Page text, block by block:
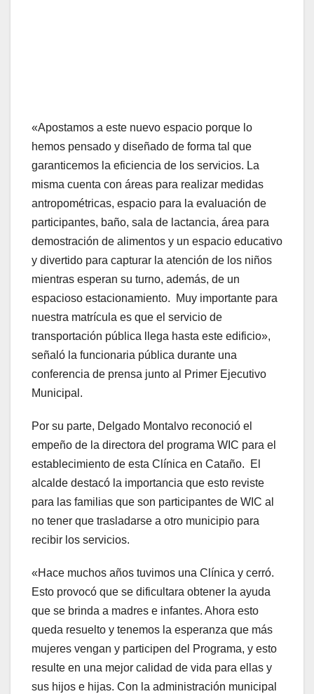
«Apostamos a este nuevo espacio porque lo
hemos pensado y diseñado de forma tal que
garanticemos la eficiencia de los servicios. La
misma cuenta con áreas para realizar medidas
antropométricas, espacio para la evaluación de
participantes, baño, sala de lactancia, área para
demostración de alimentos y un espacio educativo
y divertido para capturar la atención de los niños
mientras esperan su turno, además, de un
espacioso estacionamiento. Muy importante para
nuestra matrícula es que el servicio de
transportación pública llega hasta este edificio»,
señaló la funcionaria pública durante una
conferencia de prensa junto al Primer Ejecutivo
Municipal.
Por su parte, Delgado Montalvo reconoció el
empeño de la directora del programa WIC para el
establecimiento de esta Clínica en Cataño. El
alcalde destacó la importancia que esto reviste
para las familias que son participantes de WIC al
no tener que trasladarse a otro municipio para
recibir los servicios.
«Hace muchos años tuvimos una Clínica y cerró.
Esto provocó que se dificultara obtener la ayuda
que se brinda a madres e infantes. Ahora esto
queda resuelto y tenemos la esperanza que más
mujeres vengan y participen del Programa, y esto
resulte en una mejor calidad de vida para ellas y
sus hijos e hijas. Con la administración municipal